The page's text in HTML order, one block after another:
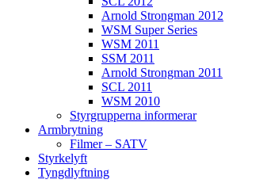
Arnold Strongman 2012
WSM Super Series
WSM 2011
SSM 2011
Arnold Strongman 2011
SCL 2011
WSM 2010
Styrgrupperna informerar
Armbrytning
Filmer – SATV
Styrkelyft
Tyngdlyftning